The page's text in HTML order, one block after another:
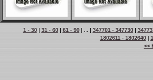
1 - 30| 31 - 60| 61 - 90| ... | 347701 - 347730|
1802611 - 1802640|
<<